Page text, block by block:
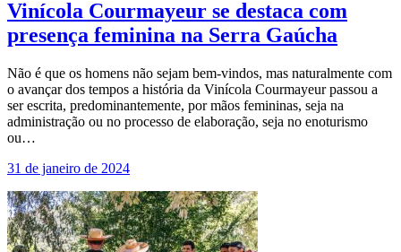
Vinícola Courmayeur se destaca com
presença feminina na Serra Gaúcha
Não é que os homens não sejam bem-vindos, mas naturalmente com
o avançar dos tempos a história da Vinícola Courmayeur passou a
ser escrita, predominantemente, por mãos femininas, seja na
administração ou no processo de elaboração, seja no enoturismo
ou…
31 de janeiro de 2024